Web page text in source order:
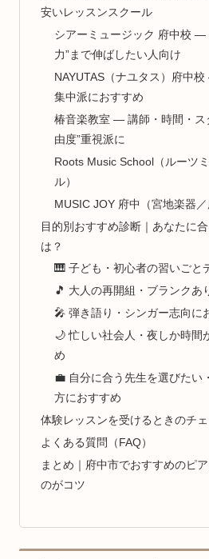
安いレッスンスクール
シアーミュージック 府中校 —
力”まで伸ばしたい人向け
NAYUTAS（ナユタス）府中
集中派におすすめ
椿音楽教室 — 講師・時間・ス
由度”重視派に
Roots Music School（ルーツ
ル）
MUSIC JOY 府中（宮地楽器／
目的別おすすめ診断｜あなたに
は？
🎹 子ども・初心者の習いごと
🎵 大人の再開組・ブランクあ
🎤 弾き語り・シンガー志向に
🌙 忙しい社会人・夜しか時間
め
💼 自分に合う先生を選びたい
方におすすめ
体験レッスンを受けるときのチ
よくある質問（FAQ）
まとめ｜府中市でおすすめのピ
のがコツ